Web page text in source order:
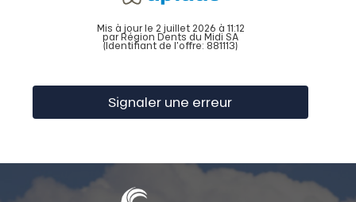
Mis à jour le 2 juillet 2026 à 11:12
par Région Dents du Midi SA
(Identifiant de l'offre: 881113)
Signaler une erreur